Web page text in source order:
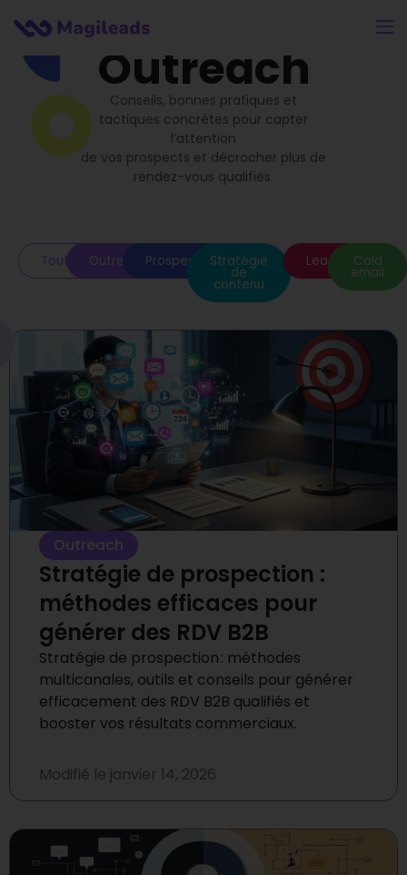
Outreach
Conseils, bonnes pratiques et
tactiques concrètes pour capter
l’attention
de vos prospects et décrocher plus de
rendez-vous qualifiés.
Toutes OutreachProspectionStratégie
de
contenu
Leads Cold
email
Outreach
Stratégie de prospection :
méthodes efficaces pour
générer des RDV B2B
Stratégie de prospection : méthodes
multicanales, outils et conseils pour générer
efficacement des RDV B2B qualifiés et
booster vos résultats commerciaux.
Modifié le janvier 14, 2026